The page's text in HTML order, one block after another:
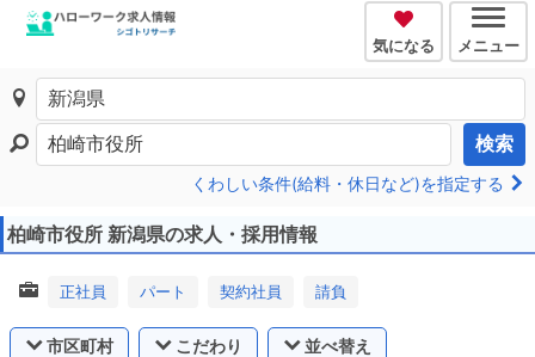
気になる メニュー
検索
くわしい条件(給料・休日など)を指定する
柏崎市役所 新潟県の求人・採用情報
正社員 パート 契約社員 請負
市区町村 こだわり 並べ替え